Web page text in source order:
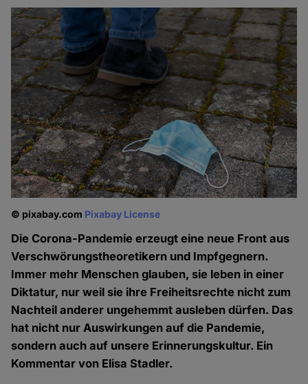
© pixabay.com Pixabay License
Die Corona-Pandemie erzeugt eine neue Front aus
Verschwörungstheoretikern und Impfgegnern.
Immer mehr Menschen glauben, sie leben in einer
Diktatur, nur weil sie ihre Freiheitsrechte nicht zum
Nachteil anderer ungehemmt ausleben dürfen. Das
hat nicht nur Auswirkungen auf die Pandemie,
sondern auch auf unsere Erinnerungskultur. Ein
Kommentar von Elisa Stadler.